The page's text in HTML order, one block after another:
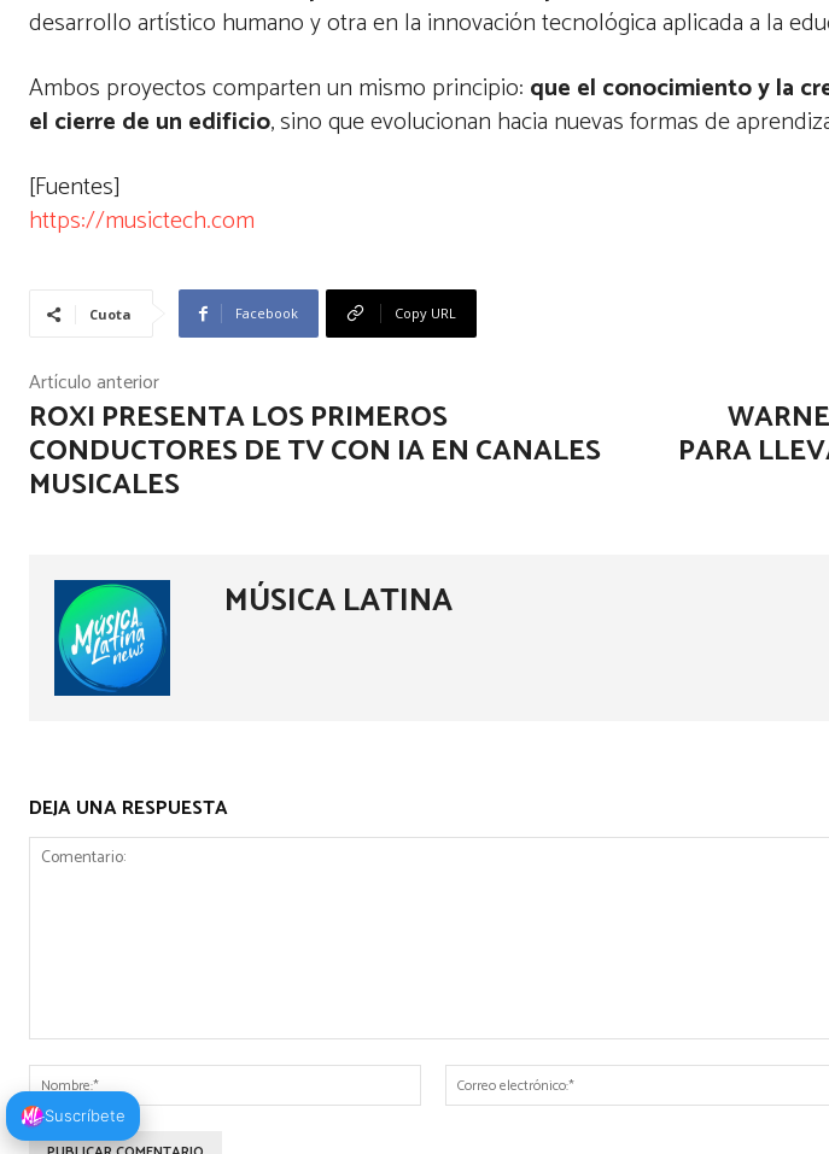
desarrollo artístico humano y otra en la innovación tecnológica aplicada a la
Ambos proyectos comparten un mismo principio: que el conocimiento y la
el cierre de un edificio, sino que evolucionan hacia nuevas formas de
[Fuentes]
https://musictech.com
Cuota Facebook Copy URL
Artículo anterior
ROXI PRESENTA LOS PRIMEROS
CONDUCTORES DE TV CON IA EN CANALES
MUSICALES
PARA
MÚSICA LATINA
DEJA UNA RESPUESTA
Nombre:*
Suscríbete